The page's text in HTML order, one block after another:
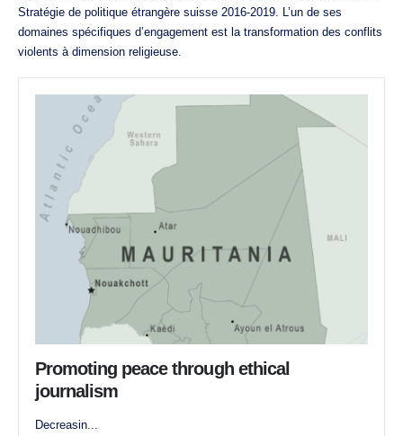
Stratégie de politique étrangère suisse 2016-2019. L’un de ses
domaines spécifiques d’engagement est la transformation des conflits
violents à dimension religieuse.
Promoting peace through ethical
journalism
Decreasin...